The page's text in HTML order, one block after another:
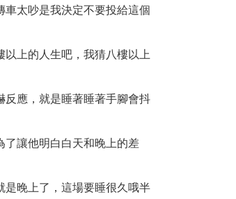
太吵是我決定不要投給這個
上的人生吧，我猜八樓以上
反應，就是睡著睡著手腳會抖
了讓他明白白天和晚上的差
是晚上了，這場要睡很久哦半